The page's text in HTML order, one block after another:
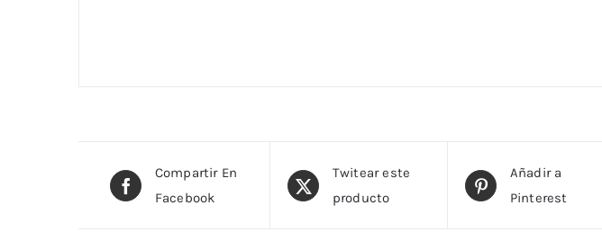
Compartir En
Facebook
Twitear este
producto
Añadir a
Pinterest